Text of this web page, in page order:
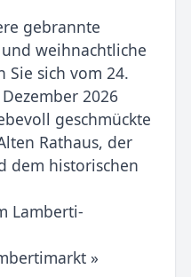
gebrannte
weihnachtliche
Sie sich vom 24.
2026
geschmückte
Rathaus, der
dem historischen
Lamberti-
»